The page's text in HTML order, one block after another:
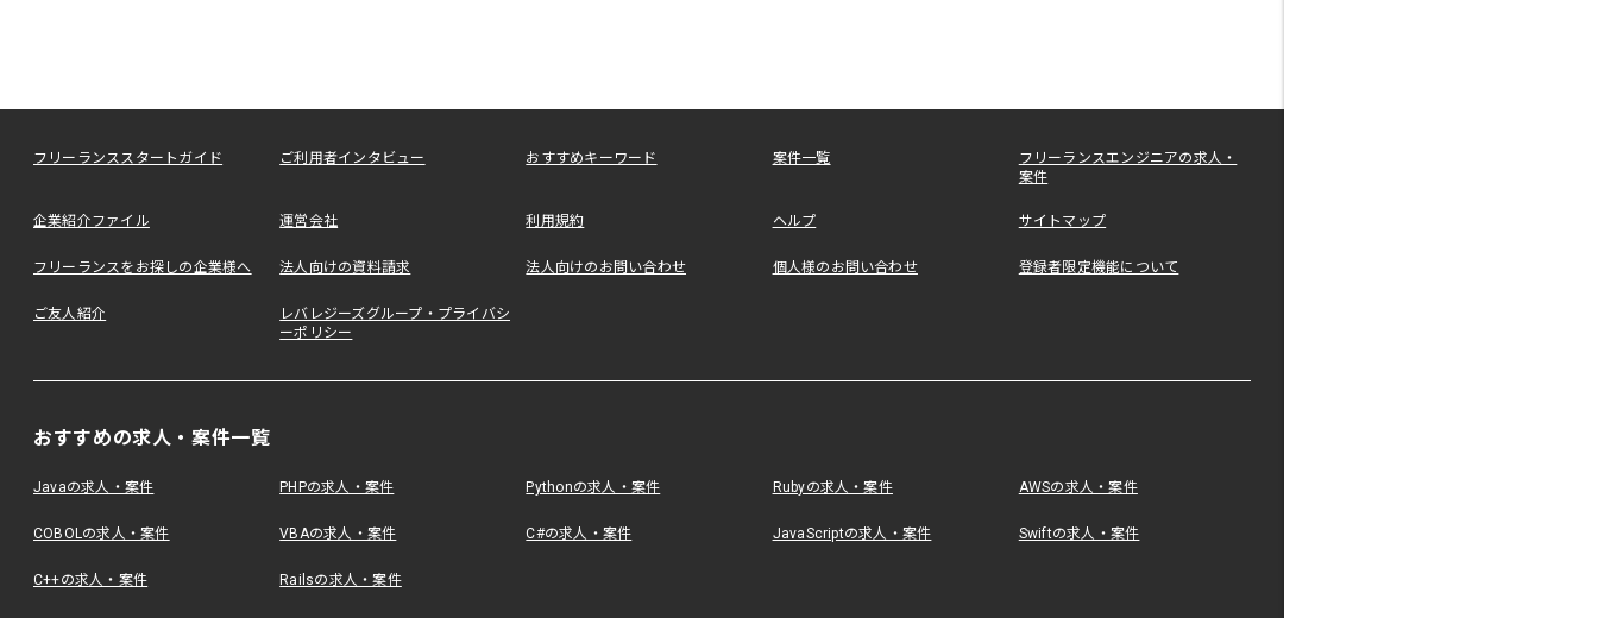
フリーランススタートガイド ご利用者インタビュー おすすめキーワード 案件一覧
フリーランスエンジニアの求人・
案件
企業紹介ファイル 運営会社 利用規約 ヘルプ サイトマップ
フリーランスをお探しの企業様へ 法人向けの資料請求 法人向けのお問い合わせ 個人様のお問い合わせ 登録者限定機能について
ご友人紹介
レバレジーズグループ・プライバシ
ーポリシー
おすすめの求人・案件一覧
Javaの求人・案件 PHPの求人・案件 Pythonの求人・案件 Rubyの求人・案件 AWSの求人・案件
COBOLの求人・案件 VBAの求人・案件 C#の求人・案件 JavaScriptの求人・案件 Swiftの求人・案件
C++の求人・案件 Railsの求人・案件